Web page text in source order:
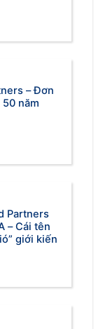
– Đơn
năm
Partners
– Cái tên
giới kiến